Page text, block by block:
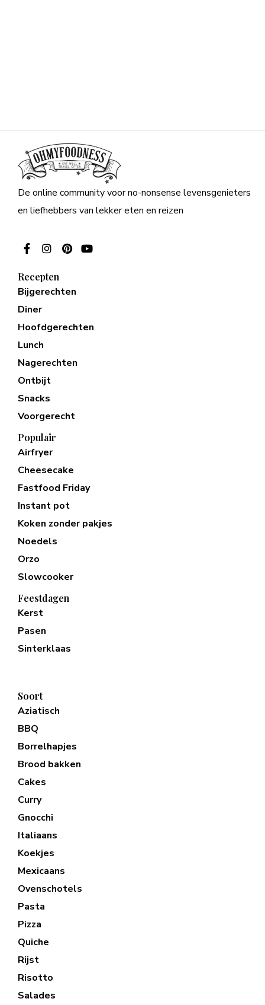
De online community voor no-nonsense levensgenieters
en liefhebbers van lekker eten en reizen
Recepten
Bijgerechten
Diner
Hoofdgerechten
Lunch
Nagerechten
Ontbijt
Snacks
Voorgerecht
Populair
Airfryer
Cheesecake
Fastfood Friday
Instant pot
Koken zonder pakjes
Noedels
Orzo
Slowcooker
Feestdagen
Kerst
Pasen
Sinterklaas
Soort
Aziatisch
BBQ
Borrelhapjes
Brood bakken
Cakes
Curry
Gnocchi
Italiaans
Koekjes
Mexicaans
Ovenschotels
Pasta
Pizza
Quiche
Rijst
Risotto
Salades